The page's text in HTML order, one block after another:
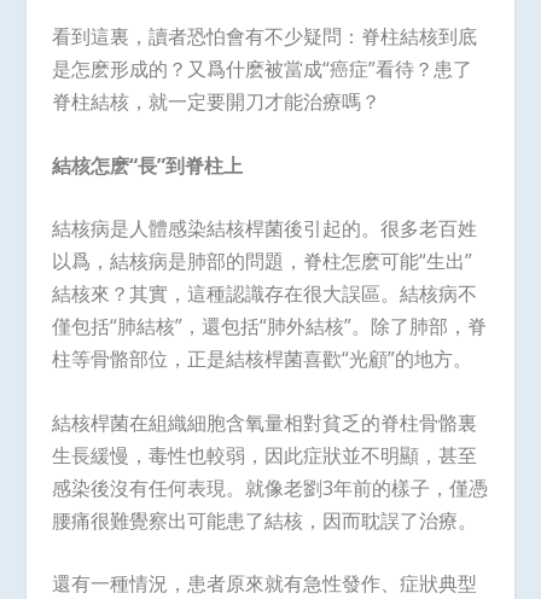
看到這裏，讀者恐怕會有不少疑問：脊柱結核到底
是怎麽形成的？又爲什麽被當成“癌症”看待？患了
脊柱結核，就一定要開刀才能治療嗎？
結核怎麽“長”到脊柱上
結核病是人體感染結核桿菌後引起的。很多老百姓
以爲，結核病是肺部的問題，脊柱怎麽可能“生出”
結核來？其實，這種認識存在很大誤區。結核病不
僅包括“肺結核”，還包括“肺外結核”。除了肺部，脊
柱等骨骼部位，正是結核桿菌喜歡“光顧”的地方。
結核桿菌在組織細胞含氧量相對貧乏的脊柱骨骼裏
生長緩慢，毒性也較弱，因此症狀並不明顯，甚至
感染後沒有任何表現。就像老劉3年前的樣子，僅憑
腰痛很難覺察出可能患了結核，因而耽誤了治療。
還有一種情況，患者原來就有急性發作、症狀典型